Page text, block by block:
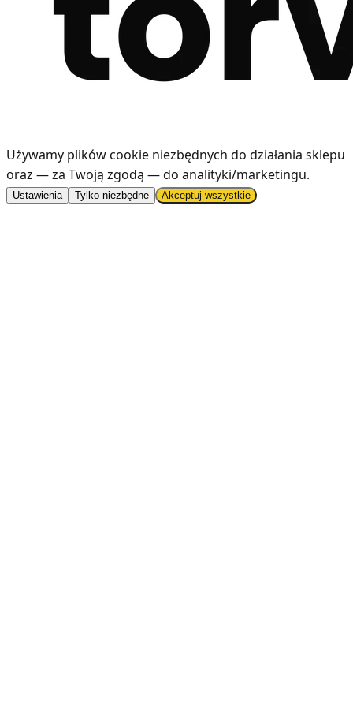
Używamy plików cookie niezbędnych do działania sklepu
oraz — za Twoją zgodą — do analityki/marketingu.
Ustawienia Tylko niezbędne Akceptuj wszystkie